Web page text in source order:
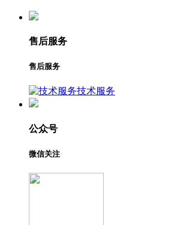
售后服务
售后服务
技术服务
公众号
微信关注